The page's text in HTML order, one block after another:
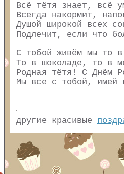
Всё тётя знает, всё
Всегда накормит,
Душой широкой всех
Подлечит, если что
С тобой живём мы то
То в шоколаде, то в
Родная тётя! С Днём
Мы все с тобой, имей
другие красивые